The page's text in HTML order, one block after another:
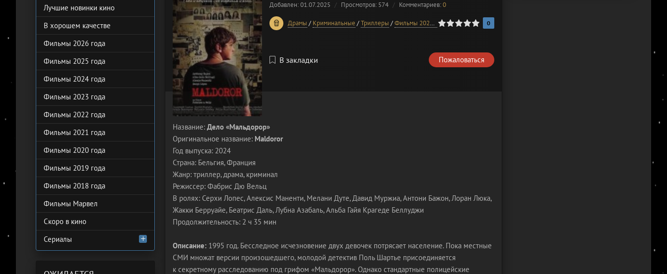
Добавлен: 01.07.2025 Просмотров: 574 Комментариев:0
Драмы / Криминальные /Триллеры /Фильмы 2024 года
0 1 2 3 4 5 0
В закладки Пожаловаться
Название: Дело «Мальдорор»
Оригинальное название: Maldoror
Год выпуска: 2024
Страна: Бельгия, Франция
Жанр: триллер, драма, криминал
Режиссер: Фабрис Дю Вельц
В ролях: Серхи Лопес, Алексис Маненти, Мелани Дуте, Давид Муржиа, Антони Бажон, Лоран Люка,
Жакки Берруайе, Беатрис Даль, Лубна Азабаль, Альба Гайя Крагеде Беллуджи
Продолжительность: 2 ч 35 мин
Описание: 1995 год. Бесследное исчезновение двух девочек потрясает население. Пока местные
СМИ множат версии произошедшего, молодой детектив Поль Шартье присоединяется
к секретному расследованию под грифом «Мальдорор». Однако стандартные полицейские
Лучшие новинки кино
В хорошем качестве
Фильмы 2026 года
Фильмы 2025 года
Фильмы 2024 года
Фильмы 2023 года
Фильмы 2022 года
Фильмы 2021 года
Фильмы 2020 года
Фильмы 2019 года
Фильмы 2018 года
Фильмы Марвел
Скоро в кино
Сериалы